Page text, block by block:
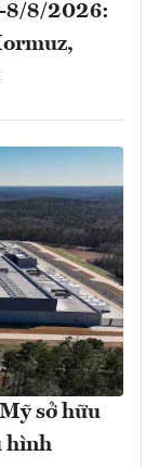
8/8/2026:
sở hữu
hình